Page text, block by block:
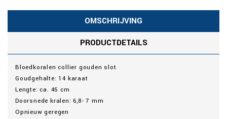
OMSCHRIJVING
PRODUCTDETAILS
Bloedkoralen collier gouden slot
Goudgehalte: 14 karaat
Lengte: ca. 45 cm
Doorsnede kralen: 6,8- 7 mm
Opnieuw geregen